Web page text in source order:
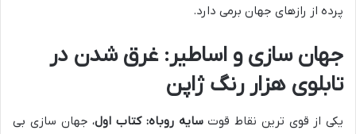
پرده از رازهای جهان برمی دارد.
جهان سازی و اساطیر: غرق شدن در
تابلوی هزار رنگ ژاپن
یکی از قوی ترین نقاط قوتسایه روباه: کتاب اول، جهان سازی بی